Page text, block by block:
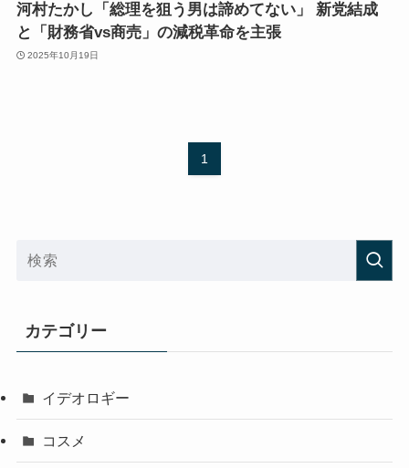
河村たかし「総理を狙う男は諦めてない」 新党結成
と「財務省vs商売」の減税革命を主張
2025年10月19日
1
カテゴリー
イデオロギー
コスメ